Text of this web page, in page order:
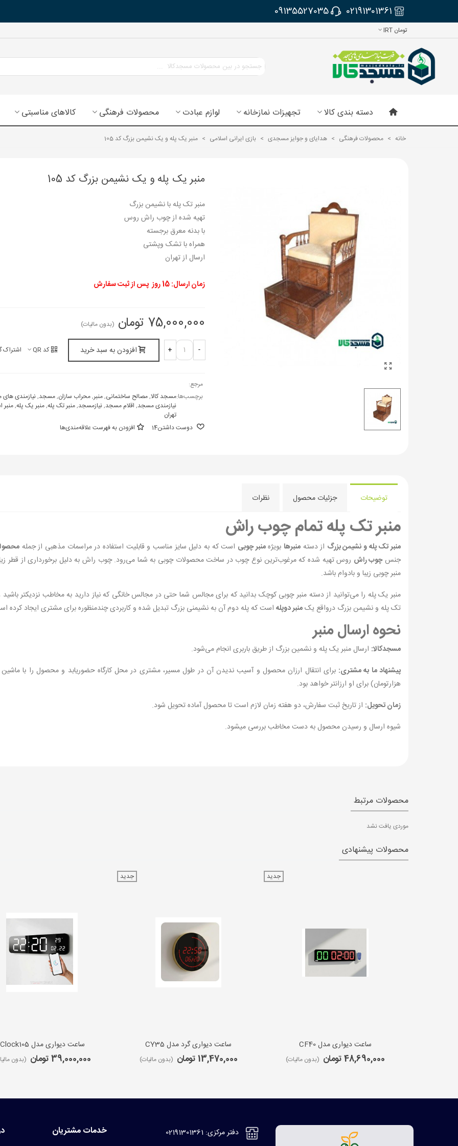
02191301361
09135527035
تومان IRT
دسته بندی کالا تجهیزات نمازخانه لوازم عبادت محصولات فرهنگی کالاهای مناسبتی
خانه > محصولات فرهنگی > هدایای و جوایز مسجدی > بازی ایرانی اسلامی > منبر یک پله و یک نشیمن بزرگ کد 105
منبر یک پله و یک نشیمن بزرگ کد 105
منبر تک پله با نشیمن بزرگ
تهیه شده از چوب راش روس
با بدنه معرق برجسته
همراه با تشک وپشتی
ارسال از تهران
زمان ارسال: 15 روز پس از ثبت سفارش
75,000,000 تومان (بدون مالیات)
-
+ افزودن به سبد خرید کد QR اشتراک
مرجع:
برچسب‌ها:مسجد کالا,مصالح ساختمانی,منبر,محراب سازان,مسجد,نیازمندی
نیازمندی مسجد, اقلام مسجد,نیازمسجد,منبر تک پله,منبر یک پله,منبر
تهران
دوست داشتن14 افزودن به فهرست علاقه‌مندی‌ها
توضیحات جزئیات محصول نظرات
منبر تک پله تمام چوب راش
منبر تک پله و نشیمن بزرگ از دستهمنبرها بویژهمنبر چوبی است که به دلیل سایز مناسب و قابلیت استفاده در مراسمات مذهبی از جمله
جنسچوب راش روس تهیه شده که مرغوب‌ترین نوع چوب در ساخت محصولات چوبی به شما می‌رود. چوب راش به دلیل برخورداری از قطر
منبر چوبی زیبا و بادوام باشد.
منبر یک پله را می‌توانید از دسته منبر چوبی کوچک بدانید که برای مجالس شما حتی در مجالس خانگی که نیاز دارید به مخاطب نزدیکتر
تک پله و نشیمن بزرگ درواقع یکمنبر دوپله است که پله دوم آن به نشیمنی بزرگ تبدیل شده و کاربردی چندمنظوره برای مشتری ایجاد کرده
نحوه ارسال منبر
مسجدکالا: ارسال منبر یک پله و نشمین بزرگ از طریق باربری انجام می‌شود.
پیشنهاد ما به مشتری:
هزارتومان) برای او ارزانتر خواهد بود.
زمان تحویل: از تاریخ ثبت سفارش، دو هفته زمان لازم است تا محصول آماده تحویل شود.
شیوه ارسال و رسیدن محصول به دست مخاطب بررسی میشود.
محصولات مرتبط
موردی یافت نشد
محصولات پیشنهادی
جدید
ساعت دیواری مدل CF40
48,690,000 تومان (بدون مالیات)
جدید
ساعت دیواری گرد مدل CY35
13,470,000 تومان (بدون مالیات)
ساعت دیواری مدل iClock105
39,000,000 تومان (بدون
دفتر مرکزی: 02191301361 خدمات مشتریان